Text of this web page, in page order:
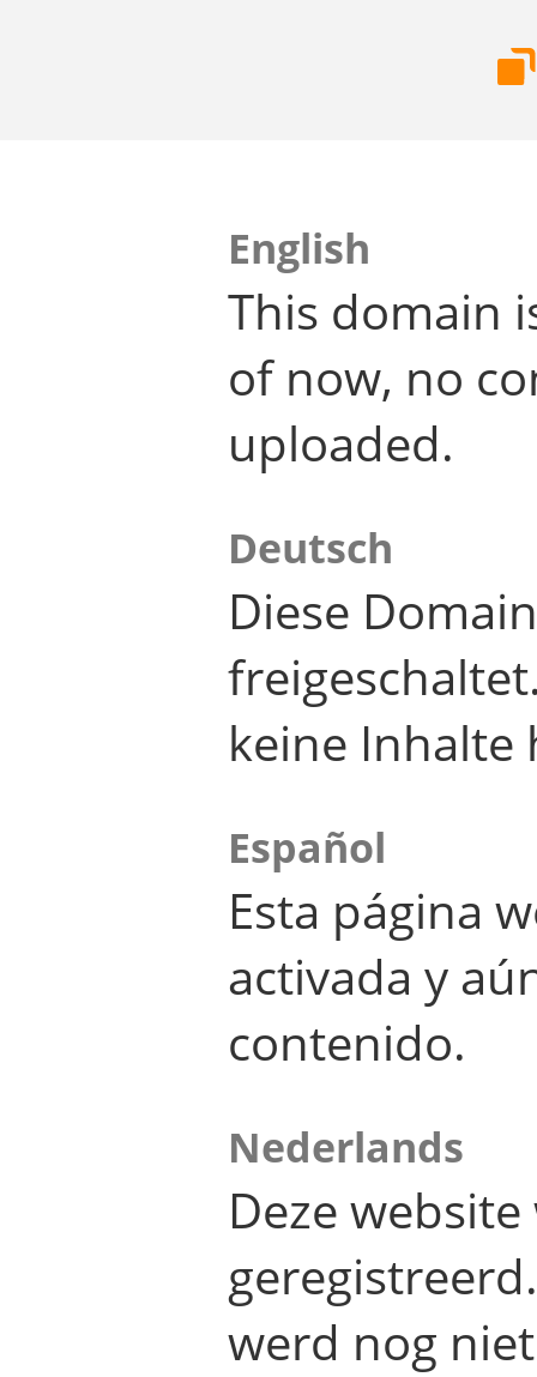
English
This domain
of now, no
uploaded.
Deutsch
Diese
keine Inhalte
Español
Esta página
activada y
contenido.
Nederlands
Deze
werd nog